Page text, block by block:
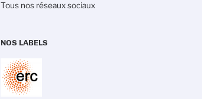
Tous nos réseaux sociaux
NOS LABELS